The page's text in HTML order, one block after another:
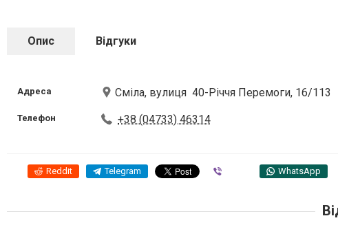
Опис Відгуки
Адреса Сміла, вулиця 40-Річчя Перемоги, 16/113
Телефон +38 (04733) 46314
Reddit Telegram WhatsApp